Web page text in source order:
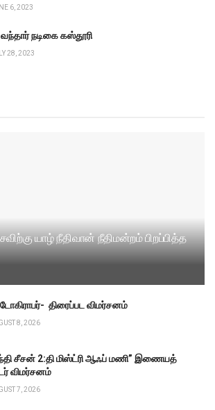
6, 2023
நடிகை கஸ்தூரி
28, 2023
யாழ் நீதிவான் நீதிமன்றம் பிறப்பித்த
திரைப்பட விமர்சனம்
8, 2026
சீசன் 2:தி மிஸ்ட்ரி ஆஃப் மணி” இணையத்
விமர்சனம்
7, 2026